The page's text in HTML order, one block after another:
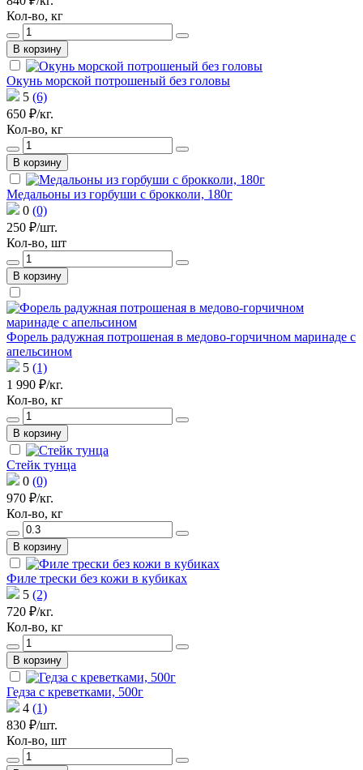
Кол-во, кг
В корзину
Окунь морской потрошеный без головы
5 (6)
650 ₽/кг.
Кол-во, кг
В корзину
Медальоны из горбуши с брокколи, 180г
0 (0)
250 ₽/шт.
Кол-во, шт
В корзину
Форель радужная потрошеная в медово-горчичном маринаде с
апельсином
5 (1)
1 990 ₽/кг.
Кол-во, кг
В корзину
Стейк тунца
0 (0)
970 ₽/кг.
Кол-во, кг
В корзину
Филе трески без кожи в кубиках
5 (2)
720 ₽/кг.
Кол-во, кг
В корзину
Гедза с креветками, 500г
4 (1)
830 ₽/шт.
Кол-во, шт